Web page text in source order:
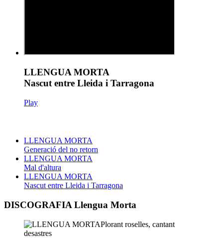
LLENGUA MORTA
Nascut entre Lleida i Tarragona
Play
LLENGUA MORTA
Generació del no retorn
LLENGUA MORTA
Mal d'altura
LLENGUA MORTA
Nascut entre Lleida i Tarragona
DISCOGRAFIA Llengua Morta